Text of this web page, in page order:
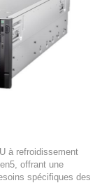
à refroidissement
offrant une
spécifiques des